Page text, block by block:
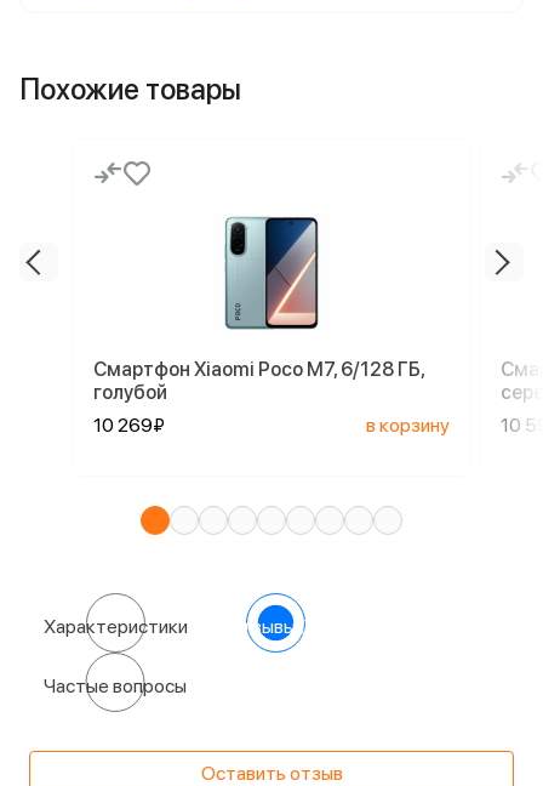
Похожие товары
Смартфон Xiaomi Poco M7, 6/128 ГБ,
голубой
10 269₽
в корзину
10
Характеристики Отзывы (0)
Частые вопросы
Оставить отзыв